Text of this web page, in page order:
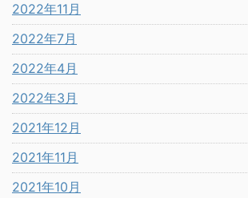
2022年11月
2022年7月
2022年4月
2022年3月
2021年12月
2021年11月
2021年10月